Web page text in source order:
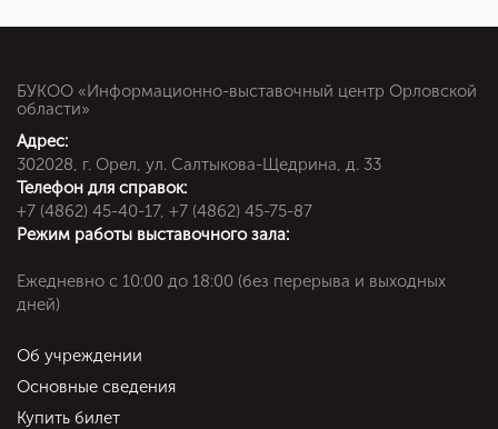
БУКОО «Информационно-выставочный центр Орловской
области»
Адрес:
302028, г. Орел, ул. Салтыкова-Щедрина, д. 33
Телефон для справок:
+7 (4862) 45-40-17, +7 (4862) 45-75-87
Режим работы выставочного зала:
Ежедневно c 10:00 до 18:00 (без перерыва и выходных
дней)
Об учреждении
Основные сведения
Купить билет